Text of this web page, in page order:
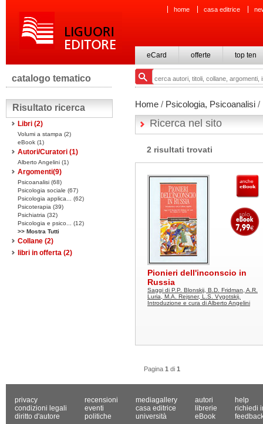
home casa editrice
eCard offerte top ten
catalogo tematico
Risultato ricerca
Libri (2)
Volumi a stampa (2)
eBook (1)
Autori/Curatori (1)
Alberto Angelini (1)
Argomenti(9)
Psicoanalisi (68)
Psicologia sociale (67)
Psicologia applica... (62)
Psicoterapia (39)
Psichiatria (32)
Psicologia e psico... (12)
>> Mostra Tutti
Collane (2)
libri in offerta (2)
Home / Psicologia, Psicoanalisi /
Ricerca nel sito
2 risultati trovati
Pionieri dell'inconscio in
Russia
Saggi di P.P. Blonskij, B.D. Fridman, A.R.
Luria, M.A. Rejsner, L.S. Vygotskij.
Introduzione e cura di Alberto Angelini
Pagina 1 di 1
privacy
condizioni legali
diritto d'autore
recensioni
eventi
politiche
mediagallery
casa editrice
università
autori
librerie
eBook
help
richiedi